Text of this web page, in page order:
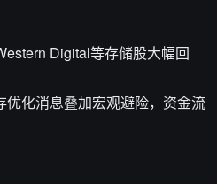
Digital等存储股大幅回
优化消息叠加宏观避险，资金流